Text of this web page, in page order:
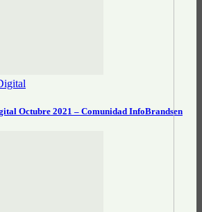
Octubre 2021 – Comunidad InfoBrandsen